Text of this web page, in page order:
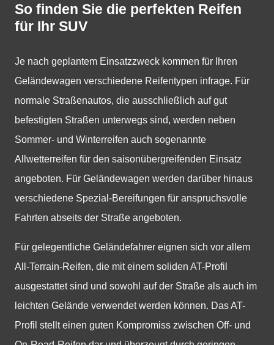
So finden Sie die perfekten Reifen
für Ihr SUV
Je nach geplantem Einsatzzweck kommen für Ihren
Geländewagen verschiedene Reifentypen infrage. Für
normale Straßenautos, die ausschließlich auf gut
befestigten Straßen unterwegs sind, werden neben
Sommer- und Winterreifen auch sogenannte
Allwetterreifen für den saisonübergreifenden Einsatz
angeboten. Für Geländewagen werden darüber hinaus
verschiedene Spezial-Bereifungen für anspruchsvolle
Fahrten abseits der Straße angeboten.
Für gelegentliche Geländefahrer eignen sich vor allem
All-Terrain-Reifen, die mit einem soliden AT-Profil
ausgestattet sind und sowohl auf der Straße als auch im
leichten Gelände verwendet werden können. Das AT-
Profil stellt einen guten Kompromiss zwischen Off- und